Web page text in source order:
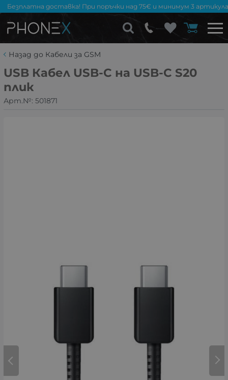
Безплатна доставка! При поръчки над 75€ и минимум 3
Назад до Кабели за GSM
USB Кабел USB-C на USB-C S20
плик
Арт.№: 501871